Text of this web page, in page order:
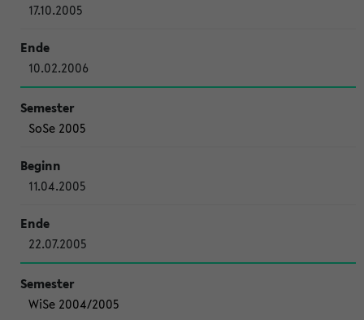
17.10.2005
10.02.2006
SoSe 2005
11.04.2005
22.07.2005
WiSe 2004/2005